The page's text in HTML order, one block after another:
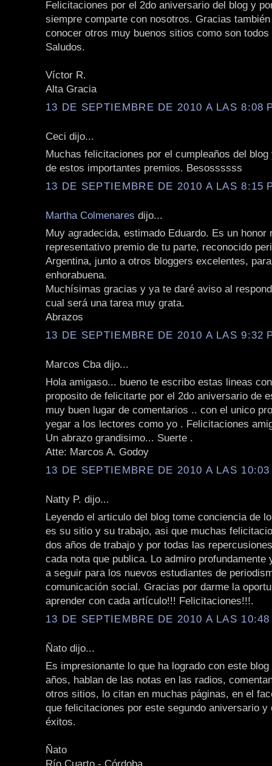
Felicitaciones por el 2do aniversario del blog y
siempre comparte con nosotros. Gracias
conocer otros muy buenos sitios como son
Saludos.
Víctor R.
Alta Gracia
13 DE SEPTIEMBRE DE 2010 A LAS 8:08
Ceci dijo...
Muchas felicitaciones por el cumpleaños del
de estos importantes premios. Besossssss
13 DE SEPTIEMBRE DE 2010 A LAS 8:15
Martha Colmenares dijo...
Muy agradecida, estimado Eduardo. Es un honor
representativo premio de tu parte, reconocido
Argentina, junto a otros bloggers excelentes,
enhorabuena.
Muchísimas gracias y ya te daré aviso al
cual será una tarea muy grata.
Abrazos
13 DE SEPTIEMBRE DE 2010 A LAS 9:32
Marcos Cba dijo...
Hola amigaso... bueno te escribo estas lineas
proposito de felicitarte por el 2do aniversario de
muy buen lugar de comentarios .. con el unico
yegar a los lectores como yo . Felicitaciones
Un abrazo grandisimo... Suerte .
Atte: Marcos A. Godoy
13 DE SEPTIEMBRE DE 2010 A LAS 10:03
Natty P. dijo...
Leyendo el articulo del blog tome conciencia de
es su sitio y su trabajo, asi que muchas
dos años de trabajo y por todas las
cada nota que publica. Lo admiro profundamente
a seguir para los nuevos estudiantes de
comunicación social. Gracias por darme la
aprender con cada artículo!!! Felicitaciones!!!.
13 DE SEPTIEMBRE DE 2010 A LAS 10:48
Ñato dijo...
Es impresionante lo que ha logrado con este
años, hablan de las notas en las radios,
otros sitios, lo citan en muchas páginas, en el
que felicitaciones por este segundo aniversario y
éxitos.
Ñato